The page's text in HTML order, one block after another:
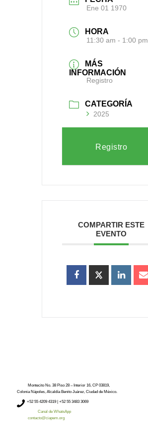
Ene 01 1970
HORA
11:30 am - 1:00 pm
MÁS
INFORMACIÓN
Registro
CATEGORÍA
2025
Registro
COMPARTIR ESTE
EVENTO
Montecito No. 38 Piso 28 – Interior 16, CP 03819,
Colonia Nápoles, Alcaldía Benito Juárez, Ciudad de México.
+52 55 4209 4319 | +52 55 3483 3069
Canal de WhatsApp
contacto@ciapem.org